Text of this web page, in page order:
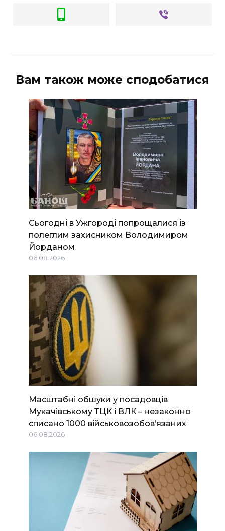
Вам також може сподобатися
Сьогодні в Ужгороді попрощалися із
полеглим захисником Володимиром
Йорданом
06.08.2026
Масштабні обшуки у посадовців
Мукачівському ТЦК і ВЛК – незаконно
списано 1000 військовозобов’язаних
06.08.2026